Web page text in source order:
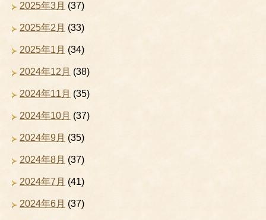
2025年3月 (37)
2025年2月 (33)
2025年1月 (34)
2024年12月 (38)
2024年11月 (35)
2024年10月 (37)
2024年9月 (35)
2024年8月 (37)
2024年7月 (41)
2024年6月 (37)